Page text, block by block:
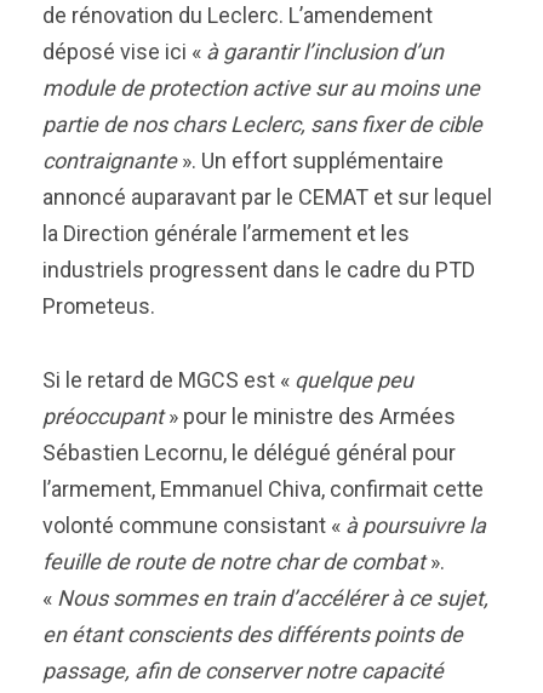
de rénovation du Leclerc. L’amendement
déposé vise ici « à garantir l’inclusion d’un
module de protection active sur au moins une
partie de nos chars Leclerc, sans fixer de cible
contraignante». Un effort supplémentaire
annoncé auparavant par le CEMAT et sur lequel
la Direction générale l’armement et les
industriels progressent dans le cadre du PTD
Prometeus.
Si le retard de MGCS est « quelque peu
préoccupant» pour le ministre des Armées
Sébastien Lecornu, le délégué général pour
l’armement, Emmanuel Chiva, confirmait cette
volonté commune consistant « à poursuivre la
feuille de route de notre char de combat».
« Nous sommes en train d’accélérer à ce sujet,
en étant conscients des différents points de
passage, afin de conserver notre capacité